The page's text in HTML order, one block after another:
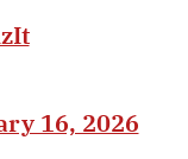
16, 2026